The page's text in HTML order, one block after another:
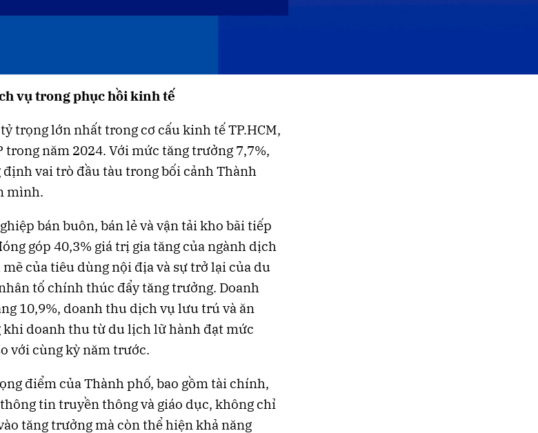
vụ trong phục hồi kinh tế
trọng lớn nhất trong cơ cấu kinh tế TP.HCM,
trong năm 2024. Với mức tăng trưởng 7,7%,
vai trò đầu tàu trong bối cảnh Thành
mình.
bán buôn, bán lẻ và vận tải kho bãi tiếp
góp 40,3% giá trị gia tăng của ngành dịch
của tiêu dùng nội địa và sự trở lại của du
tố chính thúc đẩy tăng trưởng. Doanh
10,9%, doanh thu dịch vụ lưu trú và ăn
khi doanh thu từ du lịch lữ hành đạt mức
với cùng kỳ năm trước.
điểm của Thành phố, bao gồm tài chính,
tin truyền thông và giáo dục, không chỉ
tăng trưởng mà còn thể hiện khả năng